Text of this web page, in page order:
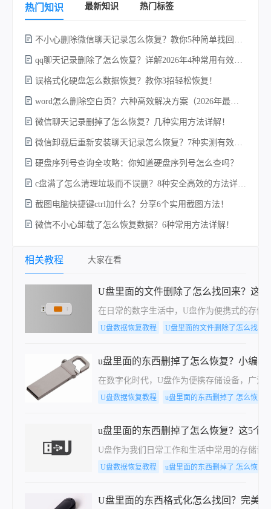
热门知识 最新知识 热门标签
误格式化硬盘怎么数据恢复？教你3招轻松恢复！
微信聊天记录删掉了怎么恢复？几种实用方法详解！
硬盘序列号查询全攻略：你知道硬盘序列号怎么查吗？
截图电脑快捷键ctrl加什么？分享6个实用截图方法！
微信不小心卸载了怎么恢复数据？6种常用方法详解！
相关教程 大家在看
U盘里面的文件删除了怎么找回来？这
在日常的数字生活中，U盘作为便携式的存储
U盘数据恢复教程 U盘里面的文件删除了怎么找回
u盘里面的东西删掉了怎么恢复？小编教
在数字化时代，U盘作为便携存储设备，广泛
U盘数据恢复教程 u盘里面的东西删掉了 怎么恢复
u盘里面的东西删掉了怎么恢复？这5个
U盘作为我们日常工作和生活中常用的存储设
U盘数据恢复教程 u盘里面的东西删掉了 怎么恢复
U盘里面的东西格式化怎么找回？完美